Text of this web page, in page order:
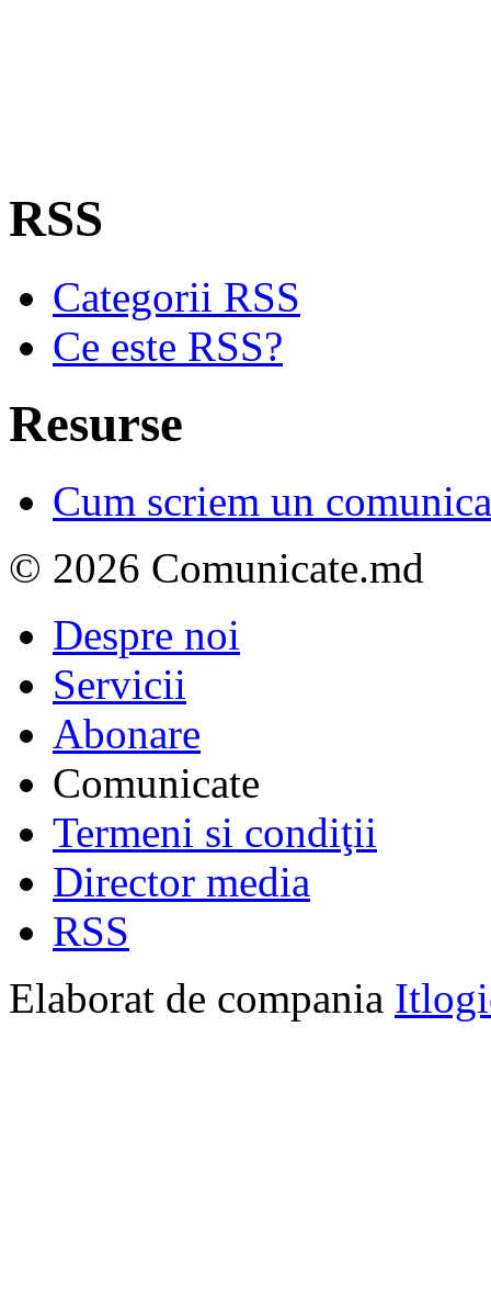
RSS
Categorii RSS
Ce este RSS?
Resurse
Cum scriem un
© 2026 Comunicate.md
Despre noi
Servicii
Abonare
Comunicate
Termeni si condiţii
Director media
RSS
Elaborat de compania